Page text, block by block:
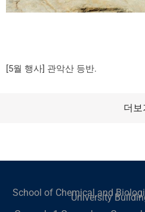
[5월 행사] 관악산 등반.
더보
School of Chemical and
University